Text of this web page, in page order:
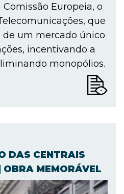
Europeia, o
que
de um mercado único
incentivando a
monopólios.
DAS CENTRAIS
OBRA MEMORÁVEL